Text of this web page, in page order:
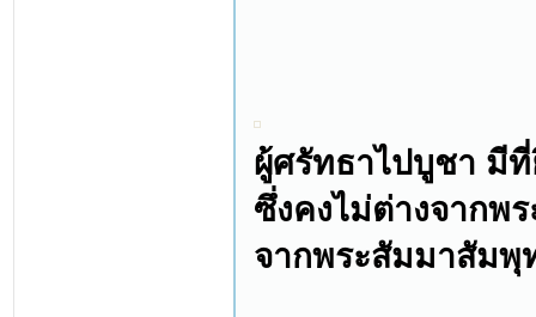
ผู้ศรัทธาไปบูชา มีที่
ซึ่งคงไม่ต่างจากพ
จากพระสัมมาสัมพุ